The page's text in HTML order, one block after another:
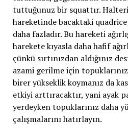
tuttuğunuz bir squattır.
hareketinde bacaktaki
daha fazladır. Bu hareketi
harekete kıyasla daha hafif
çünkü sırtınızdan aldığınız
azami gerilme için
birer yükseklik koymanız da
etkiyi arttıracaktır, yani ayak
yerdeyken topuklarınız daha
çalışmalarını hatırlayın.